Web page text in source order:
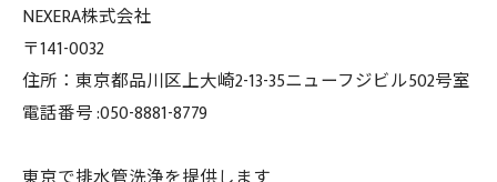
NEXERA株式会社
〒141-0032
住所：東京都品川区上大崎2-13-35ニューフジビル502号室
電話番号 :050-8881-8779